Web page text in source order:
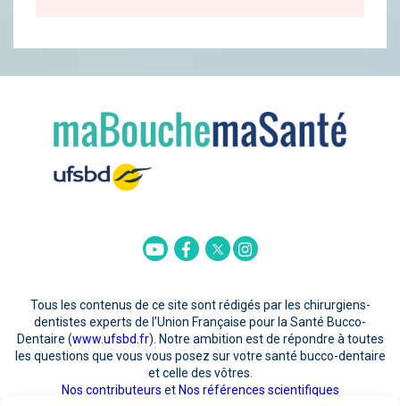
YoutubeFacebookTwitterInstagram
Tous les contenus de ce site sont rédigés par les chirurgiens-
dentistes experts de l’Union Française pour la Santé Bucco-
Dentaire (www.ufsbd.fr). Notre ambition est de répondre à toutes
les questions que vous vous posez sur votre santé bucco-dentaire
et celle des vôtres.
Nos contributeurs etNos références scientifiques